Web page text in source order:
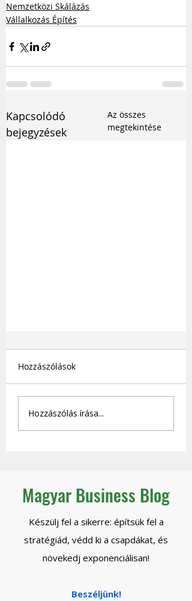
Nemzetközi Skálázás
Vállalkozás Építés
Kapcsolódó
bejegyzések
Az összes
megtekintése
Hozzászólások
Hozzászólás írása...
Magyar Business Blog
Készülj fel a sikerre: építsük fel a
stratégiád, védd ki a csapdákat, és
növekedj exponenciálisan!
Beszéljünk!